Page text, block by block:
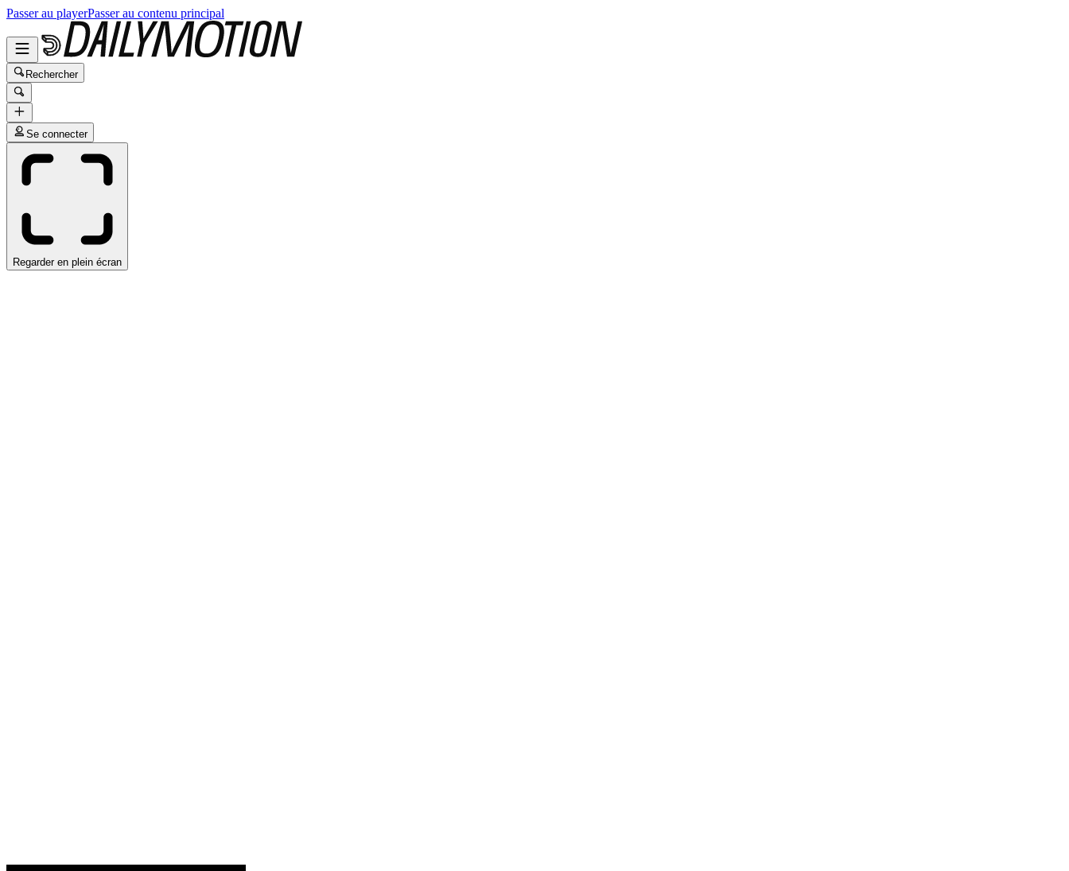
Passer au playerPasser au contenu principal
Rechercher
Se connecter
Regarder en plein écran